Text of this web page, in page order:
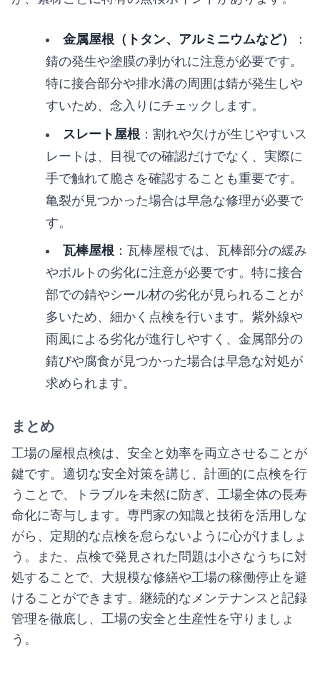
金属屋根（トタン、アルミニウムなど）
：
錆の発生や塗膜の剥がれに注意が必要です。
特に接合部分や排水溝の周囲は錆が発生しや
すいため、念入りにチェックします。
スレート屋根：割れや欠けが生じやすいス
レートは、目視での確認だけでなく、実際に
手で触れて脆さを確認することも重要です。
亀裂が見つかった場合は早急な修理が必要で
す。
瓦棒屋根：瓦棒屋根では、瓦棒部分の緩み
やボルトの劣化に注意が必要です。特に接合
部での錆やシール材の劣化が見られることが
多いため、細かく点検を行います。紫外線や
雨風による劣化が進行しやすく、金属部分の
錆びや腐食が見つかった場合は早急な対処が
求められます。
まとめ
工場の屋根点検は、安全と効率を両立させることが
鍵です。適切な安全対策を講じ、計画的に点検を行
うことで、トラブルを未然に防ぎ、工場全体の長寿
命化に寄与します。専門家の知識と技術を活用しな
がら、定期的な点検を怠らないように心がけましょ
う。また、点検で発見された問題は小さなうちに対
処することで、大規模な修繕や工場の稼働停止を避
けることができます。継続的なメンテナンスと記録
管理を徹底し、工場の安全と生産性を守りましょ
う。